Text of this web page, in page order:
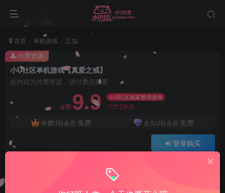
首页 单机游戏 正文
小U社区单机游戏【真爱之戒】
此内容为付费资源，请付费后查看
U币 9.9 小U社区独家整理发布
U币29.9
年费U社会员 免费 永久U社会员 免费
登录购买
Q:1337861109 V:ywsy663
小U站长亲测整理如有问题联系Q1337861109
付费资源